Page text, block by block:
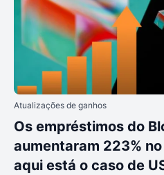
Atualizações de ganhos
Os empréstimos do
aumentaram 223%
aqui está o caso de